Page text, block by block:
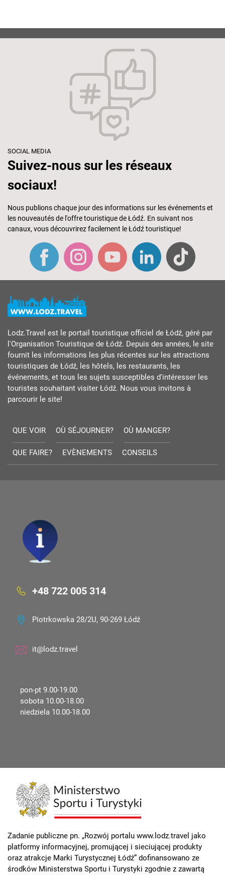
SOCIAL MEDIA
Suivez-nous sur les réseaux
sociaux!
Nous publions chaque jour des informations sur les événements et
les nouveautés de l'offre touristique de Łódź. En suivant nos
canaux, vous découvrirez facilement le Łódź touristique!
Lodz.Travel est le portail touristique officiel de Łódź, géré par
l'Organisation Touristique de Łódź. Depuis des années, le site
fournit les informations les plus récentes sur les attractions
touristiques de Łódź, les hôtels, les restaurants, les
événements, et tous les sujets susceptibles d'intéresser les
touristes souhaitant visiter Łódź. Nous vous invitons à
parcourir le site!
QUE VOIR OÙ SÉJOURNER? OÙ MANGER?
QUE FAIRE? EVÈNEMENTS CONSEILS
+48 722 005 314
Piotrkowska 28/2U, 90-269 Łódź
it@lodz.travel
pon-pt 9.00-19.00
sobota 10.00-18.00
niedziela 10.00-18.00
Zadanie publiczne pn. „Rozwój portalu www.lodz.travel jako
platformy informacyjnej, promującej i sieciującej produkty
oraz atrakcje Marki Turystycznej Łódź” dofinansowano ze
środków Ministerstwa Sportu i Turystyki zgodnie z zawartą